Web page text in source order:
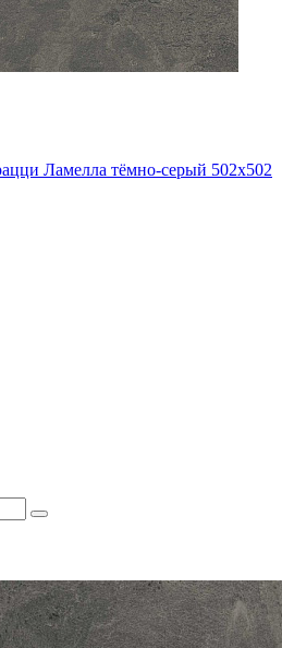
Ламелла тёмно-серый 502x502